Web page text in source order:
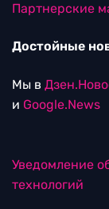
Партнерские
Достойные
Мы в
и Google.News
Уведомление
технологий